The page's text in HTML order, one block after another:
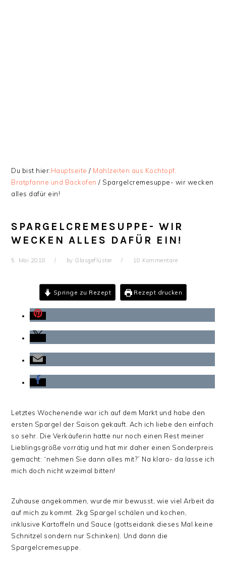
Du bist hier:Hauptseite / Mahlzeiten aus Kochtopf,
Bratpfanne und Backofen / Spargelcremesuppe- wir wecken
alles dafür ein!
SPARGELCREMESUPPE- WIR
WECKEN ALLES DAFÜR EIN!
5. Mai 2018 by Glasgeflüster 10 Kommentare
Springe zu Rezept Rezept drucken
Letztes Wochenende war ich auf dem Markt und habe den
ersten Spargel der Saison gekauft. Ach ich liebe den einfach
so sehr. Die Verkäuferin hatte nur noch einen Rest meiner
Lieblingsgröße vorrätig und hat mir daher einen Sonderpreis
gemacht: “nehmen Sie dann alles mit?” Na klaro- da lasse ich
mich doch nicht wzeimal bitten!
Zuhause angekommen, wurde mir bewusst, wie viel Arbeit da
auf mich zu kommt. 2kg Spargel schälen und kochen,
inklusive Kartoffeln und Sauce (gottseidank dieses Mal keine
Schnitzel sondern nur Schinken). Und dann die
Spargelcremesuppe.